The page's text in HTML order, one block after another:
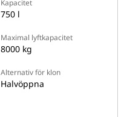
Kapacitet
750 l
Maximal lyftkapacitet
8000 kg
Alternativ för klon
Halvöppna